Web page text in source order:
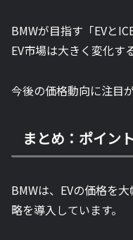
BMWが目指す「EVと
EV市場は大きく変化す
今後の価格動向に注目
まとめ：ポイン
BMWは、EVの価格を
略を導入しています。